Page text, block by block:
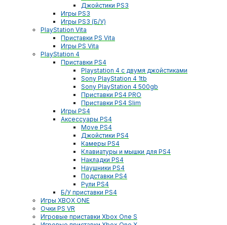
Джойстики PS3
Игры PS3
Игры PS3 (Б/У)
PlayStation Vita
Приставки PS Vita
Игры PS Vita
PlayStation 4
Приставки PS4
Playstation 4 с двумя джойстиками
Sony PlayStation 4 1tb
Sony PlayStation 4 500gb
Приставки PS4 PRO
Приставки PS4 Slim
Игры PS4
Аксессуары PS4
Move PS4
Джойстики PS4
Камеры PS4
Клавиатуры и мышки для PS4
Накладки PS4
Наушники PS4
Подставки PS4
Рули PS4
Б/У приставки PS4
Игры XBOX ONE
Очки PS VR
Игровые приставки Xbox One S